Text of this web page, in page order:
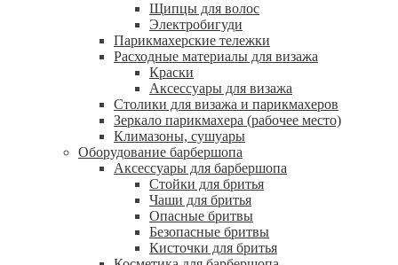
Щипцы для волос
Электробигуди
Парикмахерские тележки
Расходные материалы для визажа
Краски
Аксессуары для визажа
Столики для визажа и парикмахеров
Зеркало парикмахера (рабочее место)
Климазоны, сушуары
Оборудование барбершопа
Аксессуары для барбершопа
Стойки для бритья
Чаши для бритья
Опасные бритвы
Безопасные бритвы
Кисточки для бритья